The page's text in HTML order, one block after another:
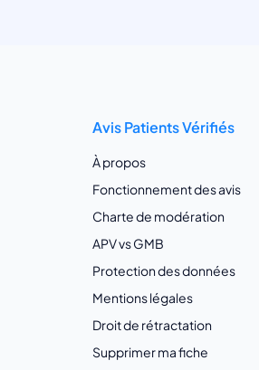
Avis Patients Vérifiés
À propos
Fonctionnement des avis
Charte de modération
APV vs GMB
Protection des données
Mentions légales
Droit de rétractation
Supprimer ma fiche